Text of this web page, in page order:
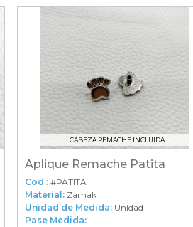
CABEZA REMACHE INCLUIDA
Aplique Remache Patita
Cod.: #PATITA
Material: Zamak
Unidad de Medida: Unidad
Pase Medida: